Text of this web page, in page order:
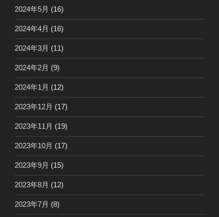
2024年5月 (16)
2024年4月 (16)
2024年3月 (11)
2024年2月 (9)
2024年1月 (12)
2023年12月 (17)
2023年11月 (19)
2023年10月 (17)
2023年9月 (15)
2023年8月 (12)
2023年7月 (8)